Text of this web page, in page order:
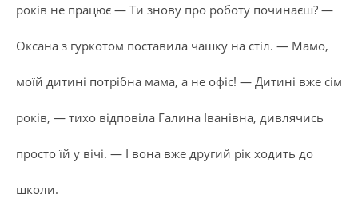
років не працює — Ти знову про роботу починаєш? —
Оксана з гуркотом поставила чашку на стіл. — Мамо,
моїй дитині потрібна мама, а не офіс! — Дитині вже сім
років, — тихо відповіла Галина Іванівна, дивлячись
просто їй у вічі. — І вона вже другий рік ходить до
школи.